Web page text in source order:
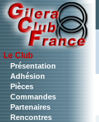
Le Club
Présentation
Adhésion
Pièces
Commandes
Partenaires
Rencontres